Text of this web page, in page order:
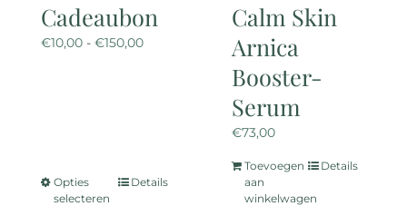
Cadeaubon
€10,00 - €150,00Prijsklasse:
Opties
selecteren
Dit
product
Details
Calm Skin
Arnica
Booster-
Serum
€73,00
Toevoegen
aan
winkelwagen
Details